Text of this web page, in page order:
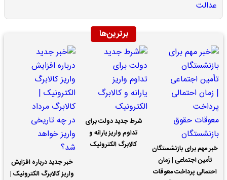
برترین‌ها
خبر مهم برای بازنشستگان
تأمین اجتماعی | زمان
احتمالی پرداخت معوقات
شرط جدید دولت برای
تداوم واریز یارانه و
کالابرگ الکترونیک
خبر جدید درباره افزایش
واریز کالابرگ الکترونیک |